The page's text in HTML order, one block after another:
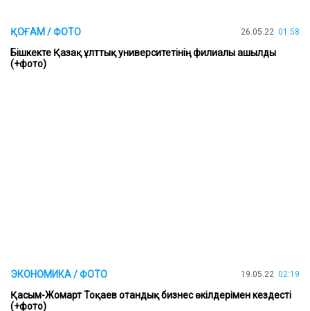
ҚОҒАМ / ФОТО 26.05.22 01:58
Бішкекте Қазақ ұлттық университетінің филиалы ашылды
(+фото)
ЭКОНОМИКА / ФОТО 19.05.22 02:19
Қасым-Жомарт Тоқаев отандық бизнес өкілдерімен кездесті
(+фото)